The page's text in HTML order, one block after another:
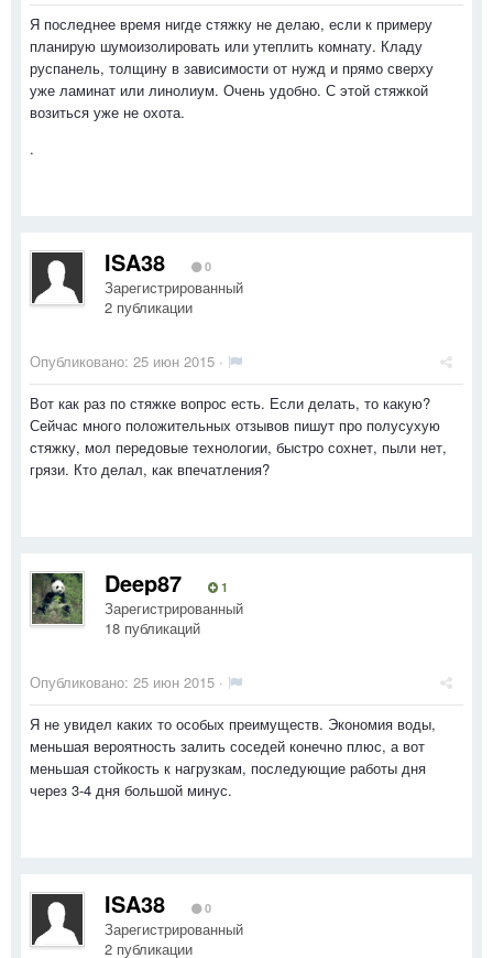
Я последнее время нигде стяжку не делаю, если к примеру
планирую шумоизолировать или утеплить комнату. Кладу
руспанель, толщину в зависимости от нужд и прямо сверху
уже ламинат или линолиум. Очень удобно. С этой стяжкой
возиться уже не охота.
.
ISA38 0
Зарегистрированный
2 публикации
Опубликовано: 25 июн 2015 ·
Вот как раз по стяжке вопрос есть. Если делать, то какую?
Сейчас много положительных отзывов пишут про полусухую
стяжку, мол передовые технологии, быстро сохнет, пыли нет,
грязи. Кто делал, как впечатления?
Deep87 1
Зарегистрированный
18 публикаций
Опубликовано: 25 июн 2015 ·
Я не увидел каких то особых преимуществ. Экономия воды,
меньшая вероятность залить соседей конечно плюс, а вот
меньшая стойкость к нагрузкам, последующие работы дня
через 3-4 дня большой минус.
ISA38 0
Зарегистрированный
2 публикации